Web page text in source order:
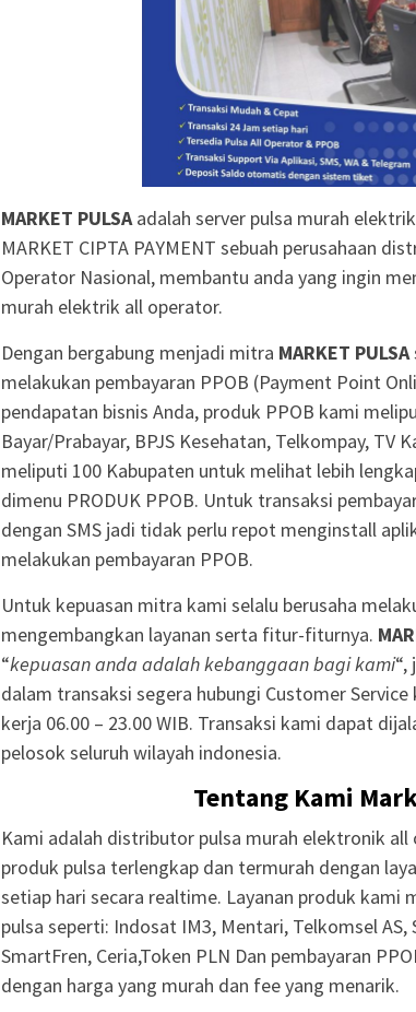
MARKET PULSAadalah server pulsa murah
MARKET CIPTA PAYMENT sebuah perusahaan
Operator Nasional, membantu anda yang ingin
murah elektrik all operator.
Dengan bergabung menjadi mitra MARKET PULSA
melakukan pembayaran PPOB (Payment Point
pendapatan bisnis Anda, produk PPOB kami
Bayar/Prabayar, BPJS Kesehatan, Telkompay, TV
meliputi 100 Kabupaten untuk melihat lebih
dimenu PRODUK PPOB. Untuk transaksi
dengan SMS jadi tidak perlu repot menginstall
melakukan pembayaran PPOB.
Untuk kepuasan mitra kami selalu berusaha
mengembangkan layanan serta fitur-fiturnya.
“kepuasan anda adalah kebanggaan bagi kami“,
dalam transaksi segera hubungi Customer
kerja 06.00 – 23.00 WIB. Transaksi kami dapat
pelosok seluruh wilayah indonesia.
Tentang Kami
Kami adalah distributor pulsa murah elektronik all
produk pulsa terlengkap dan termurah dengan
setiap hari secara realtime. Layanan produk kami
pulsa seperti: Indosat IM3, Mentari, Telkomsel AS,
SmartFren, Ceria,Token PLN Dan pembayaran
dengan harga yang murah dan fee yang menarik.